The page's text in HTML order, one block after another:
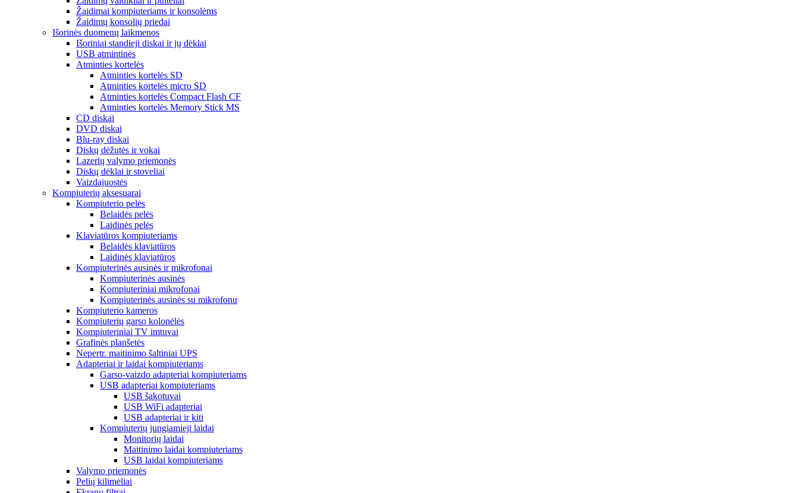
Žaidimai kompiuteriams ir konsolėms
Žaidimų konsolių priedai
Išorinės duomenų laikmenos
Išoriniai standieji diskai ir jų dėklai
USB atmintinės
Atminties kortelės
Atminties kortelės SD
Atminties kortelės micro SD
Atminties kortelės Compact Flash CF
Atminties kortelės Memory Stick MS
CD diskai
DVD diskai
Blu-ray diskai
Diskų dėžutės ir vokai
Lazerių valymo priemonės
Diskų dėklai ir stoveliai
Vaizdajuostės
Kompiuterių aksesuarai
Kompiuterio pelės
Belaidės pelės
Laidinės pelės
Klaviatūros kompiuteriams
Belaidės klaviatūros
Laidinės klaviatūros
Kompiuterinės ausinės ir mikrofonai
Kompiuterinės ausinės
Kompiuteriniai mikrofonai
Kompiuterinės ausinės su mikrofonu
Kompiuterio kameros
Kompiuterių garso kolonėlės
Kompiuteriniai TV imtuvai
Grafinės planšetės
Nepertr. maitinimo šaltiniai UPS
Adapteriai ir laidai kompiuteriams
Garso-vaizdo adapteriai kompiuteriams
USB adapteriai kompiuteriams
USB šakotuvai
USB WiFi adapteriai
USB adapteriai ir kiti
Kompiuterių jungiamieji laidai
Monitorių laidai
Maitinimo laidai kompiuteriams
USB laidai kompiuteriams
Valymo priemonės
Pelių kilimėliai